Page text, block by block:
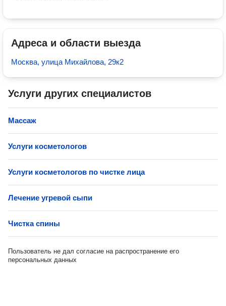
Адреса и области выезда
Москва, улица Михайлова, 29к2
Услуги других специалистов
Массаж
Услуги косметологов
Услуги косметологов по чистке лица
Лечение угревой сыпи
Чистка спины
Пользователь не дал согласие на распространение его
персональных данных